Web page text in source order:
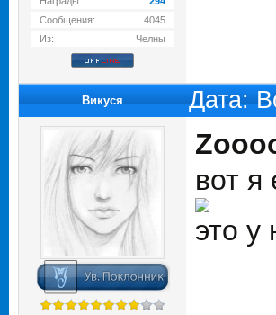
Сообщения:
4045
Из:
Челны
Викуся Дата:
вот
это у